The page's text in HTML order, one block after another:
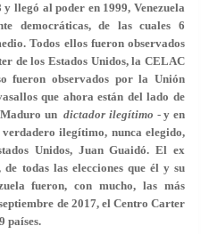
llegó al poder en 1999, Venezuela
democráticas, de las cuales 6
Todos ellos fueron observados
de los Estados Unidos, la CELAC
fueron observados por la Unión
que ahora están del lado de
Maduro undictador ilegítimo - y en
ilegítimo, nunca elegido,
Unidos, Juan Guaidó. El ex
todas las elecciones que él y su
fueron, con mucho, las más
de 2017, el Centro Carter
países.